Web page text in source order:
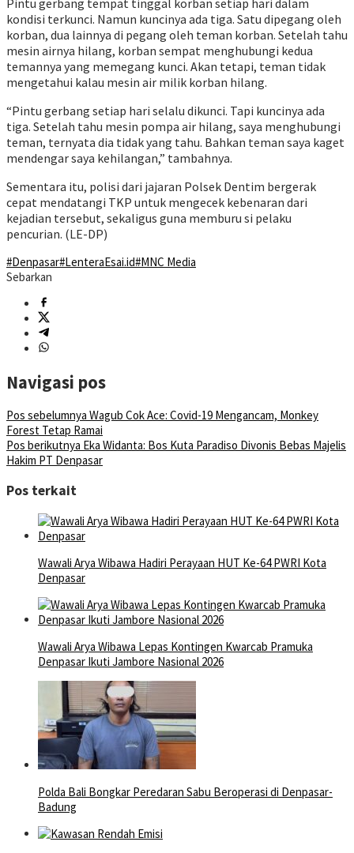
Pintu gerbang tempat tinggal korban setiap hari dalam
kondisi terkunci. Namun kuncinya ada tiga. Satu dipegang oleh
korban, dua lainnya di pegang oleh teman korban. Setelah tahu
mesin airnya hilang, korban sempat menghubungi kedua
temannya yang memegang kunci. Akan tetapi, teman tidak
mengetahui kalau mesin air milik korban hilang.
“Pintu gerbang setiap hari selalu dikunci. Tapi kuncinya ada
tiga. Setelah tahu mesin pompa air hilang, saya menghubungi
teman, ternyata dia tidak yang tahu. Bahkan teman saya kaget
mendengar saya kehilangan,” tambahnya.
Sementara itu, polisi dari jajaran Polsek Dentim bergerak
cepat mendatangi TKP untuk mengecek kebenaran dari
kejadian tersebut, sekaligus guna memburu si pelaku
pencurian. (LE-DP)
#Denpasar#LenteraEsai.id#MNC Media
Sebarkan
Navigasi pos
Pos sebelumnya Wagub Cok Ace: Covid-19 Mengancam, Monkey
Forest Tetap Ramai
Pos berikutnya Eka Widanta: Bos Kuta Paradiso Divonis Bebas Majelis
Hakim PT Denpasar
Pos terkait
Wawali Arya Wibawa Hadiri Perayaan HUT Ke-64 PWRI Kota
Denpasar
Wawali Arya Wibawa Lepas Kontingen Kwarcab Pramuka
Denpasar Ikuti Jambore Nasional 2026
Polda Bali Bongkar Peredaran Sabu Beroperasi di Denpasar-
Badung